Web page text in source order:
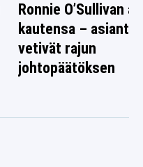
Ronnie O’Sullivan
kautensa –
vetivät rajun
johtopäätöksen